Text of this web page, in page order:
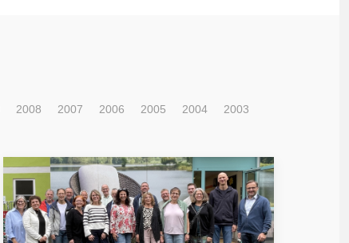
2008 2007 2006 2005 2004
2003